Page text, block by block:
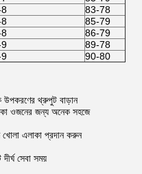
83-78
85-79
86-79
89-78
90-80
উপকরণের থ্রুপুট বাড়ান
ওজনের জন্য অনেক সহজে
খোলা এলাকা প্রদান করুন
সেবা সময়